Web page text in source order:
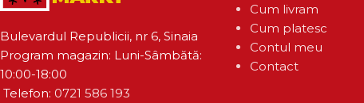
Bulevardul Republicii, nr 6, Sinaia
Program magazin: Luni-Sâmbătă:
10:00-18:00
Telefon: 0721 586 193
Cum livram
Cum platesc
Contul meu
Contact